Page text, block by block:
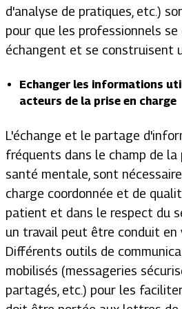
d'analyse de pratiques, etc.)
pour que les professionnels se
échangent et se construisent
Echanger les informations
acteurs de la prise en charge
L'échange et le partage
fréquents dans le champ de
santé mentale, sont
charge coordonnée et de
patient et dans le respect du
un travail peut être conduit en
Différents outils de
mobilisés (messageries
partagés, etc.) pour les